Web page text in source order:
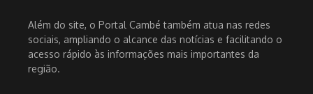
Além do site, o Portal Cambé também atua nas redes
sociais, ampliando o alcance das notícias e facilitando o
acesso rápido às informações mais importantes da
região.